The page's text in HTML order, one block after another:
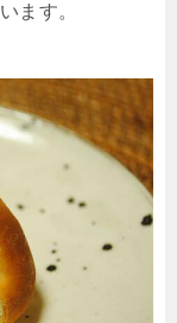
ます。